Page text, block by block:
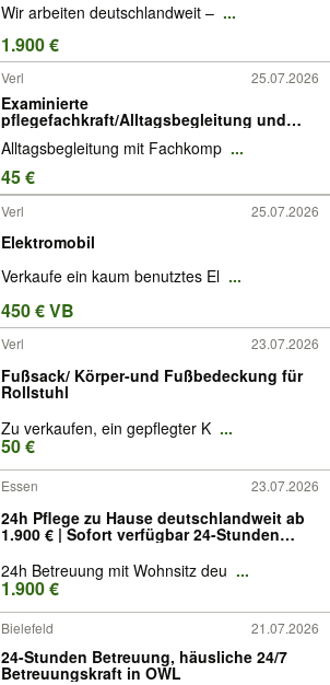
Wir arbeiten deutschlandweit – ...
1.900 €
Verl 25.07.2026
Examinierte
pflegefachkraft/Alltagsbegleitung und
Haushaltshilfe
Alltagsbegleitung mit Fachkomp ...
45 €
Verl 25.07.2026
Elektromobil
Verkaufe ein kaum benutztes El ...
450 € VB
Verl 23.07.2026
Fußsack/ Körper-und Fußbedeckung für
Rollstuhl
Zu verkaufen, ein gepflegter K ...
50 €
Essen 23.07.2026
24h Pflege zu Hause deutschlandweit ab
1.900 € | Sofort verfügbar 24-Stunden
Pflege Zuhause ab 1.900€ | Soforthilfe &
Betreuung ohne Ausfall 24-Stunden
Pflege ab 1.900€
24h Betreuung mit Wohnsitz deu ...
1.900 €
Bielefeld 21.07.2026
24-Stunden Betreuung, häusliche 24/7
Betreuungskraft in OWL